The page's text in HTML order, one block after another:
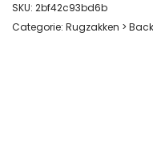
SKU: 2bf42c93bd6b
Categorie: Rugzakken >